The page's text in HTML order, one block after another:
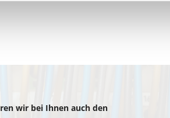
wir bei Ihnen auch den